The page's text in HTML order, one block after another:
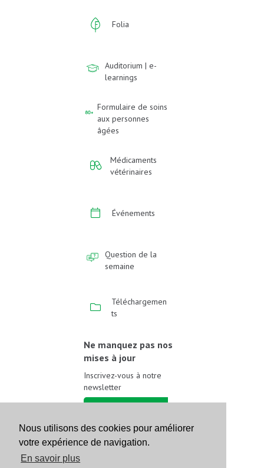
Nous utilisons des cookies pour améliorer
votre expérience de navigation.
En savoir plus
Folia
Auditorium | e-
learnings
Formulaire de soins
aux personnes
âgées
Médicaments
vétérinaires
Événements
Question de la
semaine
Téléchargemen
ts
Ne manquez pas nos
mises à jour
Inscrivez-vous à notre
newsletter
Suivez-nous sur les